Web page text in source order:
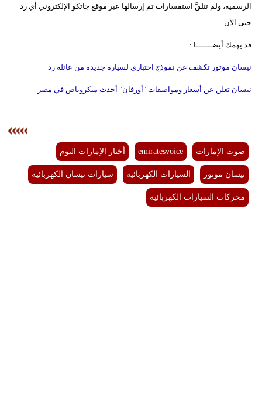
الرسمية، ولم تتلقَّ استفسارات تم إرسالها عبر موقع جاتكو الإلكتروني أي رد
حتى الآن.
قد يهمك أيضـــــــا :
نيسان موتور تكشف عن نموذج اختباري لسيارة جديدة من عائلة زد
نيسان تعلن عن أسعار ومواصفات "أورفان" أحدث ميكروباص في مصر
صوت الإمارات emiratesvoice أخبار الإمارات اليوم
نيسان موتور السيارات الكهربائية سيارات نيسان الكهربائية
محركات السيارات الكهربائية